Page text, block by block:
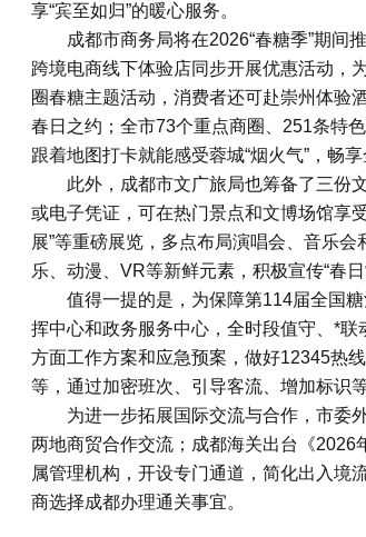
享“宾至如归”的暖心服务。
成都市商务局将在2026“春糖季”期间
跨境电商线下体验店同步开展优惠活动，
圈春糖主题活动，消费者还可赴崇州体验
春日之约；全市73个重点商圈、251条特
跟着地图打卡就能感受蓉城“烟火气”，畅
此外，成都市文广旅局也筹备了三份
或电子凭证，可在热门景点和文博场馆享
展”等重磅展览，多点布局演唱会、音乐
乐、动漫、VR等新鲜元素，积极宣传“春
值得一提的是，为保障第114届全国
挥中心和政务服务中心，全时段值守、*
方面工作方案和应急预案，做好12345热
等，通过加密班次、引导客流、增加标识
为进一步拓展国际交流与合作，市委
两地商贸合作交流；成都海关出台《
属管理机构，开设专门通道，简化出入境
商选择成都办理通关事宜。